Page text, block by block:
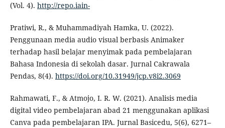
(Vol. 4). http://repo.iain-
Pratiwi, R., & Muhammadiyah Hamka, U. (2022).
Penggunaan media audio visual berbasis Animaker
terhadap hasil belajar menyimak pada pembelajaran
Bahasa Indonesia di sekolah dasar. Jurnal Cakrawala
Pendas, 8(4). https://doi.org/10.31949/jcp.v8i2.3069
Rahmawati, F., & Atmojo, I. R. W. (2021). Analisis media
digital video pembelajaran abad 21 menggunakan aplikasi
Canva pada pembelajaran IPA. Jurnal Basicedu, 5(6), 6271–